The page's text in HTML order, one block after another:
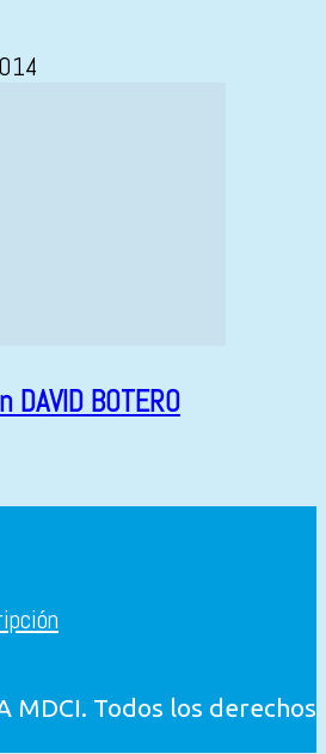
DAVID BOTERO
MDCI. Todos los derechos